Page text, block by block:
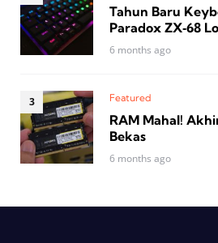
Tahun Baru
Paradox ZX‑68
6 months ago
Featured
RAM Mahal!
Bekas
6 months ago